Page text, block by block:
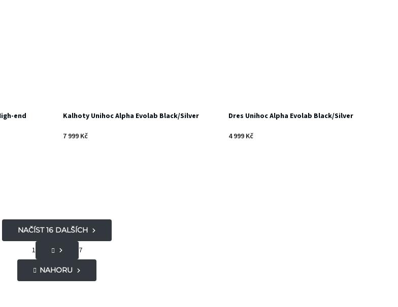
end
Kalhoty Unihoc Alpha Evolab Black/Silver
7 999 Kč
Dres Unihoc Alpha Evolab Black/Silver
4 999 Kč
v
NAČÍST 16 DALŠÍCH
S
t
r
1 7
NAHORU